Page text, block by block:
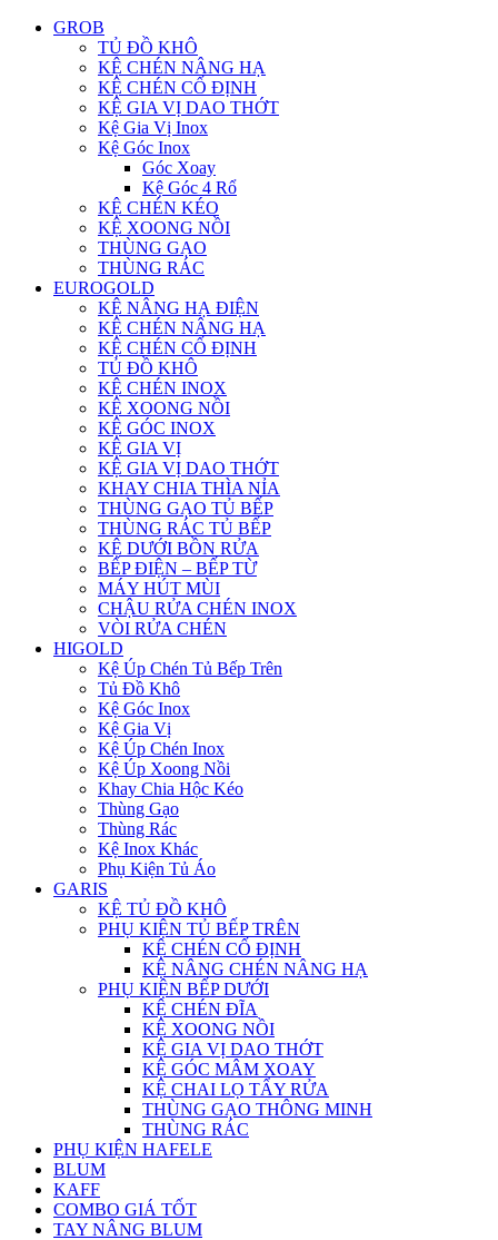
GROB
TỦ ĐỒ KHÔ
KỆ CHÉN NÂNG HẠ
KỆ CHÉN CỐ ĐỊNH
KỆ GIA VỊ DAO THỚT
Kệ Gia Vị Inox
Kệ Góc Inox
Góc Xoay
Kệ Góc 4 Rổ
KỆ CHÉN KÉO
KỆ XOONG NỒI
THÙNG GẠO
THÙNG RÁC
EUROGOLD
KỆ NÂNG HẠ ĐIỆN
KỆ CHÉN NÂNG HẠ
KỆ CHÉN CỐ ĐỊNH
TỦ ĐỒ KHÔ
KỆ CHÉN INOX
KỆ XOONG NỒI
KỆ GÓC INOX
KỆ GIA VỊ
KỆ GIA VỊ DAO THỚT
KHAY CHIA THÌA NỈA
THÙNG GẠO TỦ BẾP
THÙNG RÁC TỦ BẾP
KỆ DƯỚI BỒN RỬA
BẾP ĐIỆN – BẾP TỪ
MÁY HÚT MÙI
CHẬU RỬA CHÉN INOX
VÒI RỬA CHÉN
HIGOLD
Kệ Úp Chén Tủ Bếp Trên
Tủ Đồ Khô
Kệ Góc Inox
Kệ Gia Vị
Kệ Úp Chén Inox
Kệ Úp Xoong Nồi
Khay Chia Hộc Kéo
Thùng Gạo
Thùng Rác
Kệ Inox Khác
Phụ Kiện Tủ Áo
GARIS
KỆ TỦ ĐỒ KHÔ
PHỤ KIỆN TỦ BẾP TRÊN
KỆ CHÉN CỐ ĐỊNH
KỆ NÂNG CHÉN NÂNG HẠ
PHỤ KIỆN BẾP DƯỚI
KỆ CHÉN ĐĨA
KỆ XOONG NỒI
KỆ GIA VỊ DAO THỚT
KỆ GÓC MÂM XOAY
KỆ CHAI LỌ TẨY RỬA
THÙNG GẠO THÔNG MINH
THÙNG RÁC
PHỤ KIỆN HAFELE
BLUM
KAFF
COMBO GIÁ TỐT
TAY NÂNG BLUM